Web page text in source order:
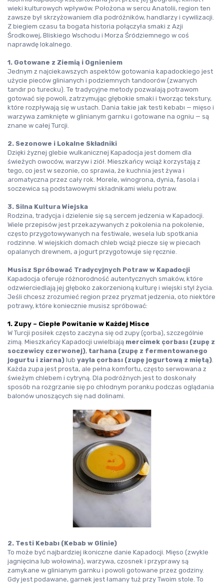
wieki kulturowych wpływów. Położona w sercu Anatolii, region ten
zawsze był skrzyżowaniem dla podróżników, handlarzy i cywilizacji.
Z biegiem czasu ta bogata historia połączyła smaki z Azji
Środkowej, Bliskiego Wschodu i Morza Śródziemnego w coś
naprawdę lokalnego.
1. Gotowane z Ziemią i Ognieniem
Jednym z najciekawszych aspektów gotowania kapadockiego jest
tandır po turecku). Te tradycyjne metody pozwalają potrawom
gotować się powoli, zatrzymując głębokie smaki i tworząc tekstury,
które rozpływają się w ustach. Dania takie jak testi kebabı — mięso i
warzywa zamknięte w glinianym garnku i gotowane na ogniu — są
znane w całej Turcji.
2. Sezonowe i Lokalne Składniki
Dzięki żyznej glebie wulkanicznej Kapadocja jest domem dla
świeżych owoców, warzyw i ziół. Mieszkańcy wciąż korzystają z
tego, co jest w sezonie, co sprawia, że kuchnia jest żywa i
aromatyczna przez cały rok. Morele, winogrona, dynia, fasola i
soczewica są podstawowymi składnikami wielu potraw.
3. Silna Kultura Wiejska
Rodzina, tradycja i dzielenie się są sercem jedzenia w Kapadocji.
Wiele przepisów jest przekazywanych z pokolenia na pokolenie,
często przygotowywanych na festiwale, wesela lub spotkania
rodzinne. W wiejskich domach chleb wciąż piecze się w piecach
opalanych drewnem, a jogurt przygotowuje się ręcznie.
Musisz Spróbować Tradycyjnych Potraw w Kapadocji
Kapadocja oferuje różnorodność autentycznych smaków, które
odzwierciedlają jej głęboko zakorzenioną kulturę i wiejski styl życia.
Jeśli chcesz zrozumieć region przez pryzmat jedzenia, oto niektóre
potrawy, które koniecznie musisz spróbować:
1. Zupy – Ciepłe Powitanie w Każdej Misce
W Turcji posiłek często zaczyna się od zupy (çorba), szczególnie
zimą. Mieszkańcy Kapadocji uwielbiają mercimek çorbası (zupę z
soczewicy czerwonej), tarhana (zupę z fermentowanego
jogurtu i ziarna) lub yayla çorbası (zupę jogurtową z miętą).
Każda zupa jest prosta, ale pełna komfortu, często serwowana z
świeżym chlebem i cytryną. Dla podróżnych jest to doskonały
sposób na rozgrzanie się po chłodnym poranku podczas oglądania
balonów unoszących się nad dolinami.
2. Testi Kebabı (Kebab w Glinie)
To może być najbardziej ikoniczne danie Kapadocji. Mięso (zwykle
jagnięcina lub wołowina), warzywa, czosnek i przyprawy są
zamykane w glinianym garnku i powoli gotowane przez godziny.
Gdy jest podawane, garnek jest łamany tuż przy Twoim stole. To